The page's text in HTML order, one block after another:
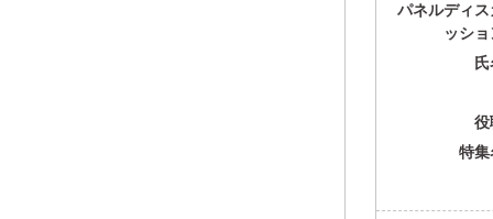
パネルディス
ッショ
役
特集